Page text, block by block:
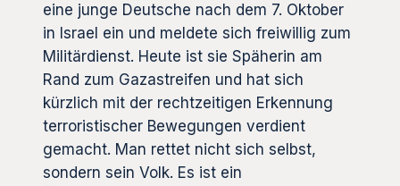
eine junge Deutsche nach dem 7. Oktober
in Israel ein und meldete sich freiwillig zum
Militärdienst. Heute ist sie Späherin am
Rand zum Gazastreifen und hat sich
kürzlich mit der rechtzeitigen Erkennung
terroristischer Bewegungen verdient
gemacht. Man rettet nicht sich selbst,
sondern sein Volk. Es ist ein